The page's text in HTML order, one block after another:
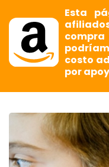
Esta
compra
costo
por